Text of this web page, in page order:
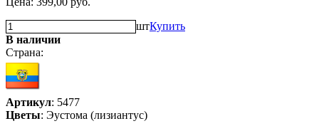
штКупить
В наличии
Страна:
Артикул: 5477
Цветы: Эустома (лизиантус)